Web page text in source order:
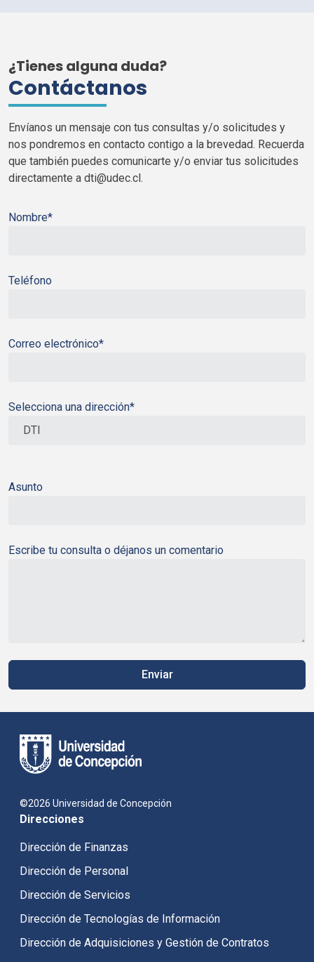
¿Tienes alguna duda?
Contáctanos
Envíanos un mensaje con tus consultas y/o solicitudes y
nos pondremos en contacto contigo a la brevedad. Recuerda
que también puedes comunicarte y/o enviar tus solicitudes
directamente a dti@udec.cl.
Nombre*
Teléfono
Correo electrónico*
Selecciona una dirección*
Asunto
Escribe tu consulta o déjanos un comentario
Direcciones
Dirección de Finanzas
Dirección de Personal
Dirección de Servicios
Dirección de Tecnologías de Información
Dirección de Adquisiciones y Gestión de Contratos
©2026 Universidad de Concepción